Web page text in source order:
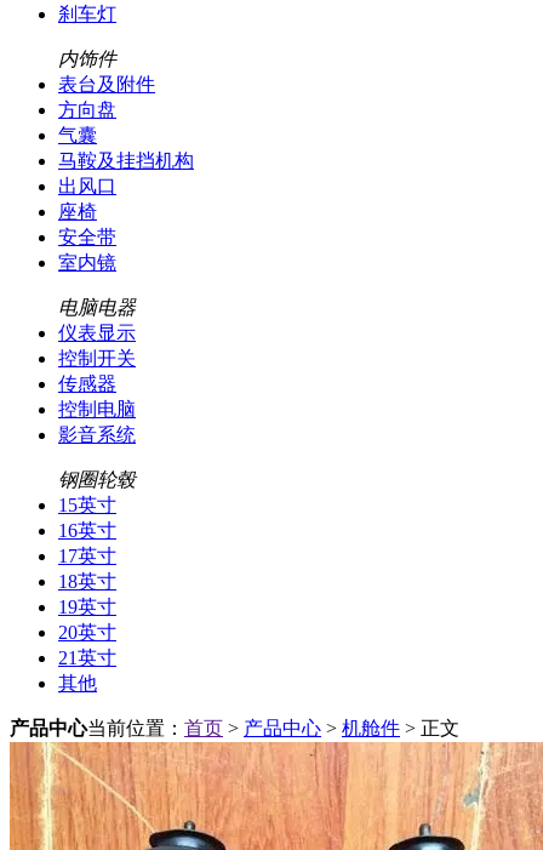
刹车灯
内饰件
表台及附件
方向盘
气囊
马鞍及挂挡机构
出风口
座椅
安全带
室内镜
电脑电器
仪表显示
控制开关
传感器
控制电脑
影音系统
钢圈轮毂
15英寸
16英寸
17英寸
18英寸
19英寸
20英寸
21英寸
其他
产品中心当前位置： 首页 > 产品中心 > 机舱件 > 正文